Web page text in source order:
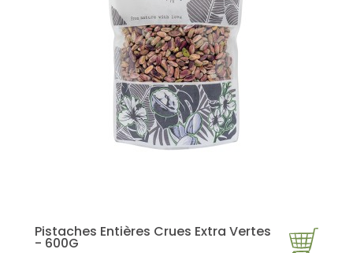
Pistaches Entières Crues Extra Vertes
- 600G